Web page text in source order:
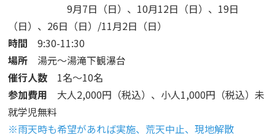
9月7日（日）、10月12日（日）、19日
（日）、26日（日）/11月2日（日）
時間9:30-11:30
場所 湯元～湯滝下観瀑台
催行人数 1名～10名
参加費用 大人2,000円（税込）、小人1,000円（税込）未
就学児無料
※雨天時も希望があれば実施、荒天中止、現地解散